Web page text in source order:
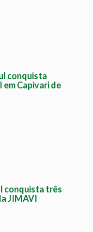
conquista
Capivari de
conquista três
JIMAVI